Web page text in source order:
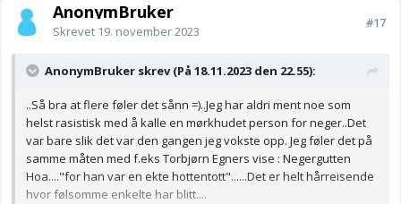
AnonymBruker
Skrevet 19. november 2023
#17
AnonymBruker skrev (På 18.11.2023 den 22.55):
..Så bra at flere føler det sånn =)..Jeg har aldri ment noe som
helst rasistisk med å kalle en mørkhudet person for neger..Det
var bare slik det var den gangen jeg vokste opp. Jeg føler det på
samme måten med f.eks Torbjørn Egners vise : Negergutten
Hoa...."for han var en ekte hottentott"......Det er helt hårreisende
hvor følsomme enkelte har blitt....